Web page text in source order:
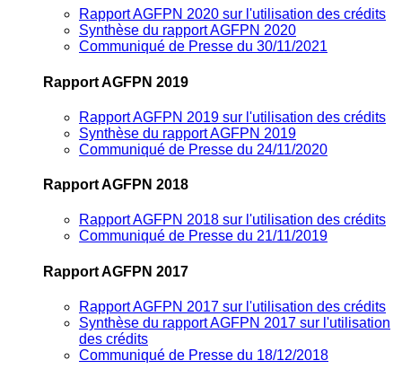
Rapport AGFPN 2020 sur l'utilisation des crédits
Synthèse du rapport AGFPN 2020
Communiqué de Presse du 30/11/2021
Rapport AGFPN 2019
Rapport AGFPN 2019 sur l'utilisation des crédits
Synthèse du rapport AGFPN 2019
Communiqué de Presse du 24/11/2020
Rapport AGFPN 2018
Rapport AGFPN 2018 sur l'utilisation des crédits
Communiqué de Presse du 21/11/2019
Rapport AGFPN 2017
Rapport AGFPN 2017 sur l'utilisation des crédits
Synthèse du rapport AGFPN 2017 sur l'utilisation
des crédits
Communiqué de Presse du 18/12/2018